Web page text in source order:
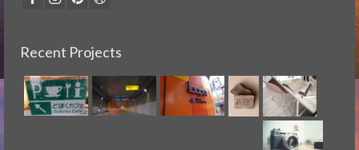
Recent Projects